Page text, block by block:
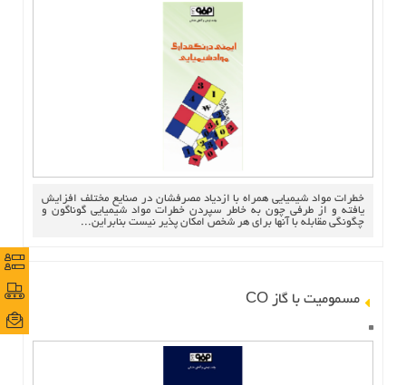
خطرات مواد شيميايي همراه با ازدياد مصرفشان در صنايع مختلف افزايش
يافته و از طرفي چون به خاطر سپردن خطرات مواد شيميايي گوناگون و
چگونگي مقابله با آنها براي هر شخص امكان پذير نيست بنابراين...
مسموميت با گاز CO